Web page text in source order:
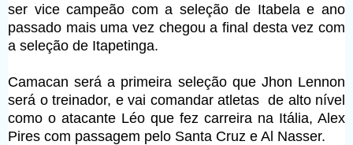
ser vice campeão com a seleção de Itabela e ano
passado mais uma vez chegou a final desta vez com
a seleção de Itapetinga.
Camacan será a primeira seleção que Jhon Lennon
será o treinador, e vai comandar atletas  de alto nível
como o atacante Léo que fez carreira na Itália, Alex
Pires com passagem pelo Santa Cruz e Al Nasser.